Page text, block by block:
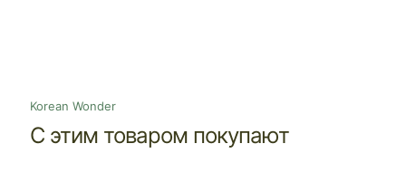
Korean Wonder
С этим товаром покупают